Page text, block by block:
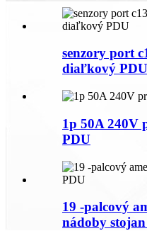
senzory port
diaľkový PDU
1p 50A 240V
PDU
19 -palcový
nádoby